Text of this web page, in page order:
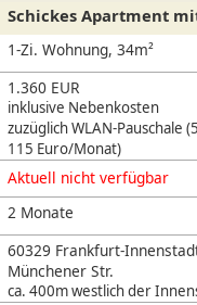
Schickes Apartment
1-Zi. Wohnung, 34m²
1.360 EUR
inklusive Nebenkosten
zuzüglich WLAN-Pauschale
115 Euro/Monat)
Aktuell nicht verfügbar
2 Monate
60329 Frankfurt-
Münchener Str.
ca. 400m westlich der